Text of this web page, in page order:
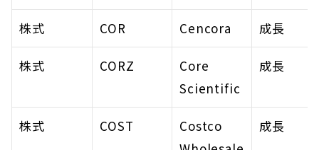
株式 COR Cencora 成長
株式 CORZ
Core
Scientific
成長
株式 COST
Costco
成長